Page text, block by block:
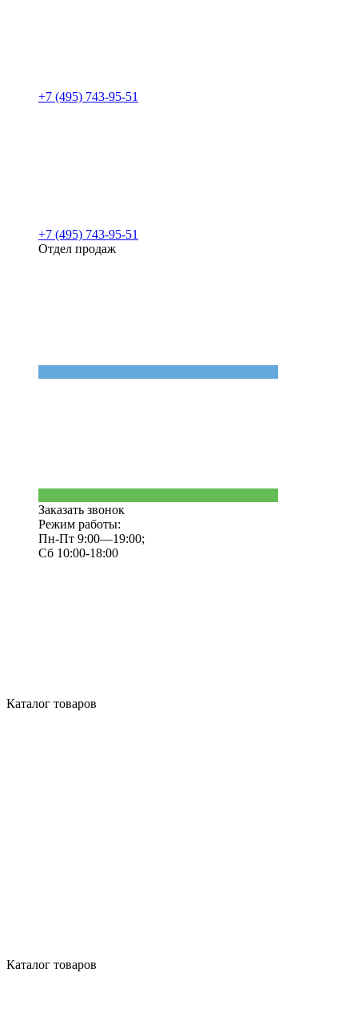
+7 (495) 743-95-51
+7 (495) 743-95-51
Отдел продаж
Заказать звонок
Режим работы:
Пн-Пт 9:00—19:00;
Сб 10:00-18:00
Каталог товаров
Каталог товаров